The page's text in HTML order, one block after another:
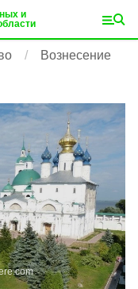
и
Вознесение